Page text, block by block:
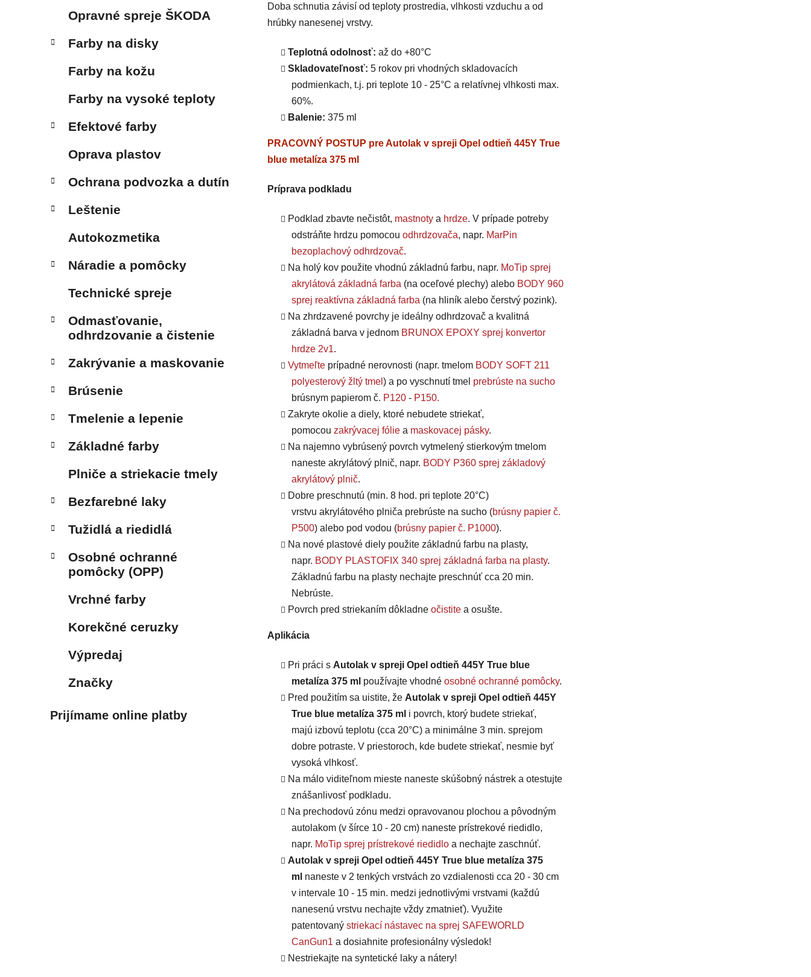
Opravné spreje ŠKODA
Farby na disky
Farby na kožu
Farby na vysoké teploty
Efektové farby
Oprava plastov
Ochrana podvozka a dutín
Leštenie
Autokozmetika
Náradie a pomôcky
Technické spreje
Odmasťovanie,
odhrdzovanie a čistenie
Zakrývanie a maskovanie
Brúsenie
Tmelenie a lepenie
Základné farby
Plniče a striekacie tmely
Bezfarebné laky
Tužidlá a riedidlá
Osobné ochranné
pomôcky (OPP)
Vrchné farby
Korekčné ceruzky
Výpredaj
Značky
Prijímame online platby
Doba schnutia závisí od teploty prostredia, vlhkosti vzduchu a od
hrúbky nanesenej vrstvy.
Teplotná odolnosť: až do +80°C
Skladovateľnosť: 5 rokov pri vhodných skladovacích
podmienkach, t.j. pri teplote 10 - 25°C a relatívnej vlhkosti max.
60%.
Balenie: 375 ml
PRACOVNÝ POSTUP pre Autolak v spreji Opel odtieň 445Y True
blue metalíza 375 ml
Príprava podkladu
Podklad zbavte nečistôt, mastnoty a hrdze. V prípade potreby
odstráňte hrdzu pomocou odhrdzovača, napr. MarPin
bezoplachový odhrdzovač.
Na holý kov použite vhodnú základnú farbu, napr. MoTip sprej
akrylátová základná farba (na oceľové plechy) alebo BODY 960
sprej reaktívna základná farba (na hliník alebo čerstvý pozink).
Na zhrdzavené povrchy je ideálny odhrdzovač a kvalitná
základná barva v jednom BRUNOX EPOXY sprej konvertor
hrdze 2v1.
Vytmeľte prípadné nerovnosti (napr. tmelom BODY SOFT 211
polyesterový žltý tmel ) a po vyschnutí tmel prebrúste na sucho
brúsnym papierom č. P120 - P150.
Zakryte okolie a diely, ktoré nebudete striekať,
pomocou zakrývacej fólie a maskovacej pásky.
Na najemno vybrúsený povrch vytmelený stierkovým tmelom
naneste akrylátový plnič, napr. BODY P360 sprej základový
akrylátový plnič.
Dobre preschnutú (min. 8 hod. pri teplote 20°C)
vrstvu akrylátového plniča prebrúste na sucho (brúsny papier č.
P500) alebo pod vodou (brúsny papier č. P1000).
Na nové plastové diely použite základnú farbu na plasty,
napr. BODY PLASTOFIX 340 sprej základná farba na plasty.
Základnú farbu na plasty nechajte preschnúť cca 20 min.
Nebrúste.
Povrch pred striekaním dôkladne očistite a osušte.
Aplikácia
Pri práci s Autolak v spreji Opel odtieň 445Y True blue
metalíza 375 ml používajte vhodné osobné ochranné pomôcky.
Pred použitím sa uistite, že Autolak v spreji Opel odtieň 445Y
True blue metalíza 375 ml i povrch, ktorý budete striekať,
majú izbovú teplotu (cca 20°C) a minimálne 3 min. sprejom
dobre potraste. V priestoroch, kde budete striekať, nesmie byť
vysoká vlhkosť.
Na málo viditeľnom mieste naneste skúšobný nástrek a otestujte
znášanlivosť podkladu.
Na prechodovú zónu medzi opravovanou plochou a pôvodným
autolakom (v šírce 10 - 20 cm) naneste prístrekové riedidlo,
napr. MoTip sprej prístrekové riedidlo a nechajte zaschnúť.
Autolak v spreji Opel odtieň 445Y True blue metalíza 375
ml naneste v 2 tenkých vrstvách zo vzdialenosti cca 20 - 30 cm
v intervale 10 - 15 min. medzi jednotlivými vrstvami (každú
nanesenú vrstvu nechajte vždy zmatnieť). Využite
patentovaný striekací nástavec na sprej SAFEWORLD
CanGun1 a dosiahnite profesionálny výsledok!
Nestriekajte na syntetické laky a nátery!